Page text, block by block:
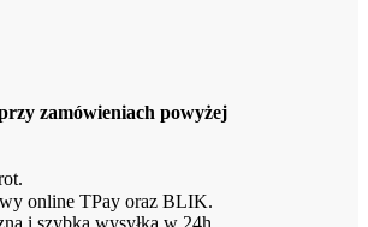
zamówieniach powyżej
online TPay oraz BLIK.
i szybka wysyłka w 24h.